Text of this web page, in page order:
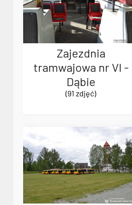
Zajezdnia
tramwajowa nr VI -
Dąbie
(91 zdjęć)